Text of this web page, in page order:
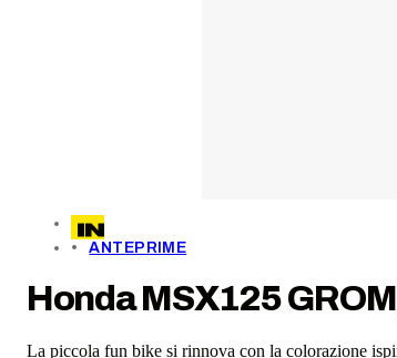
ANTEPRIME
Honda MSX125
La piccola fun bike si rinnova con la colorazione